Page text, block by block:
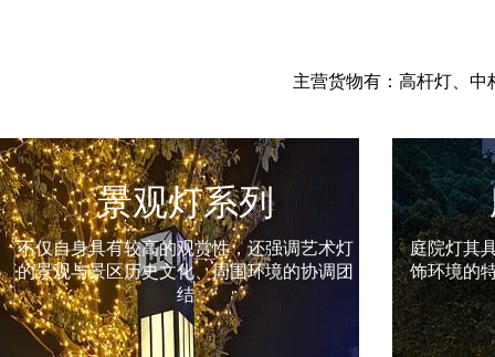
主营货物有：高杆灯、
庭院灯系列
庭院灯其具有多样性、美观性具有美化和装
饰环境的特点，所以也被称之为景观庭院灯
草坪灯的
市